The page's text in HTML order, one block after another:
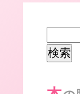
索: